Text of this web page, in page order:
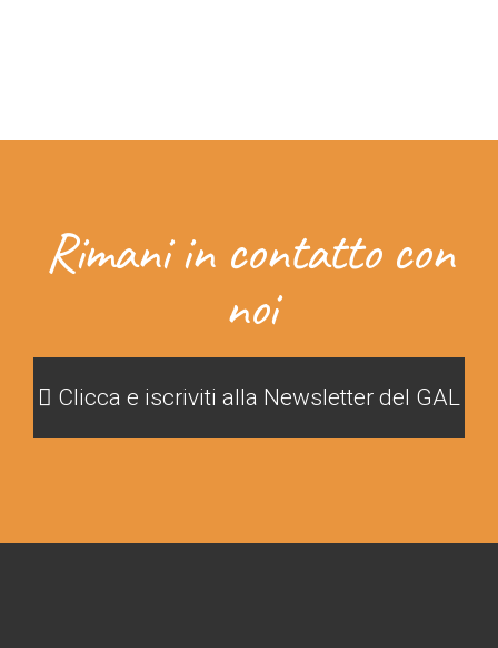
Rimani in contatto con
noi
Clicca e iscriviti alla Newsletter del GAL